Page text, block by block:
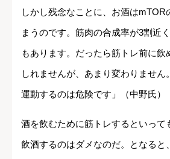
しかし残念なことに、お酒はmTOR
まうのです。筋肉の合成率が3割近
もあります。だったら筋トレ前に飲
しれませんが、あまり変わりません
運動するのは危険です」（中野氏）
酒を飲むために筋トレするといって
飲酒するのはダメなのだ。となると